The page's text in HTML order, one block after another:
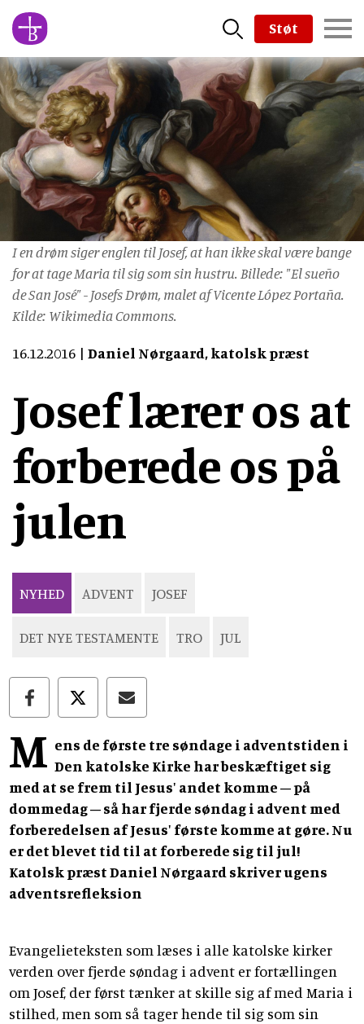
Skip
to
main
content
Støt
I en drøm siger englen til Josef, at han ikke skal være bange
for at tage Maria til sig som sin hustru. Billede: "El sueño
de San José" - Josefs Drøm, malet af Vicente López Portaña.
Kilde: Wikimedia Commons.
16.12.2016 Daniel Nørgaard, katolsk præst
Josef lærer os at
forberede os på
julen
NYHED ADVENT JOSEF
DET NYE TESTAMENTE TRO JUL
M ens de første tre søndage i adventstiden i
Den katolske Kirke har beskæftiget sig
med at se frem til Jesus' andet komme – på
dommedag – så har fjerde søndag i advent med
forberedelsen af Jesus' første komme at gøre. Nu
er det blevet tid til at forberede sig til jul!
Katolsk præst Daniel Nørgaard skriver ugens
adventsrefleksion
Evangelieteksten som læses i alle katolske kirker
verden over fjerde søndag i advent er fortællingen
om Josef, der først tænker at skille sig af med Maria i
stilhed, men som så tager hende til sig som sin